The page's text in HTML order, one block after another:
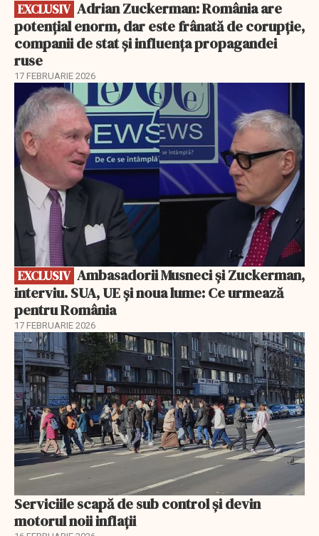
EXCLUSIV
potențial enorm, dar este frânată de corupție,
companii de stat și influența propagandei
ruse
17 FEBRUARIE 2026
EXCLUSIV
EXCLUSIV
interviu. SUA, UE și noua lume: Ce urmează
pentru România
17 FEBRUARIE 2026
Serviciile scapă de sub control și devin
motorul noii inflații